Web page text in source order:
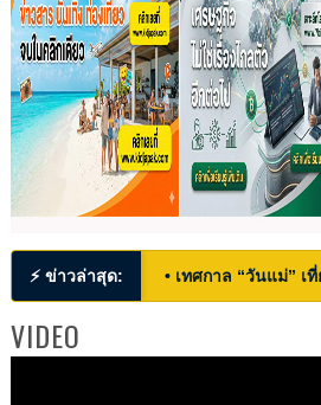
⚡ ข่าวล่าสุด: • เทศกาล “วันแม่”
VIDEO